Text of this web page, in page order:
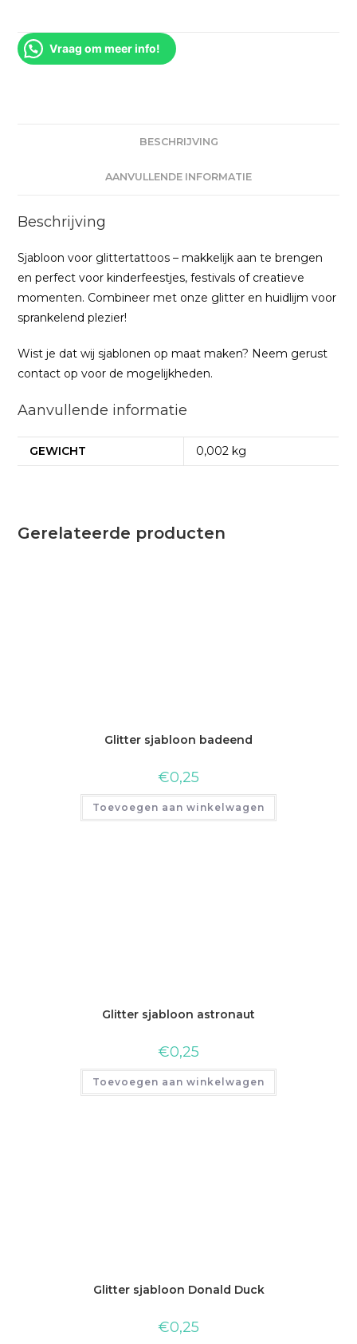
Vraag om meer info!
BESCHRIJVING
AANVULLENDE INFORMATIE
Beschrijving
Sjabloon voor glittertattoos – makkelijk aan te brengen
en perfect voor kinderfeestjes, festivals of creatieve
momenten. Combineer met onze glitter en huidlijm voor
sprankelend plezier!
Wist je dat wij sjablonen op maat maken? Neem gerust
contact op voor de mogelijkheden.
Aanvullende informatie
GEWICHT 0,002 kg
Gerelateerde producten
Glitter sjabloon badeend
€0,25
Toevoegen aan winkelwagen
Glitter sjabloon astronaut
€0,25
Toevoegen aan winkelwagen
Glitter sjabloon Donald Duck
€0,25